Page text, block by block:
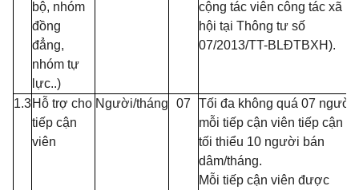
bộ, nhóm
đồng
đẳng,
nhóm tự
lực..)
cộng tác viên công tác xã
hội tại Thông tư số
07/2013/TT-BLĐTBXH).
1.3Hỗ trợ cho
tiếp cận
viên
Người/tháng 07
Tối đa không quá 07 người,
mỗi tiếp cận viên tiếp cận
tối thiểu 10 người bán
dâm/tháng.
Mỗi tiếp cận viên được